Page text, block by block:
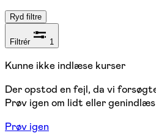
Ryd filtre
Filtrér 1
Kunne ikke indlæse kurser
Der opstod en fejl, da vi
Prøv igen om lidt eller
Prøv igen